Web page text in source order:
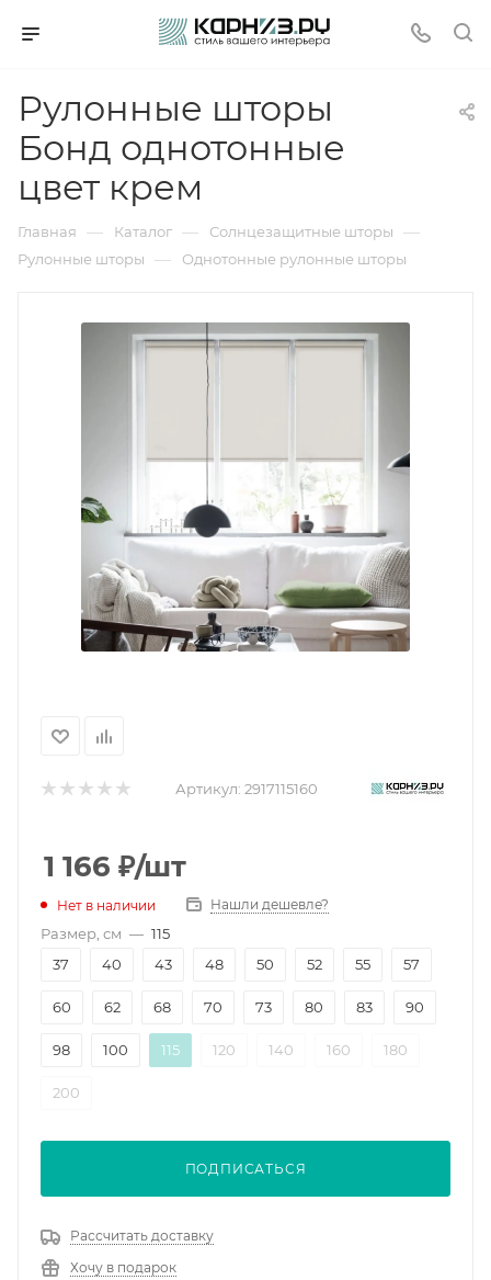
Рулонные шторы
Бонд однотонные
цвет крем
Главная — Каталог — Солнцезащитные шторы —
Рулонные шторы — Однотонные рулонные шторы
Артикул: 2917115160
1 166 ₽/шт
Нет в наличии Нашли дешевле?
Размер, см — 115
37
40 43 48 50 52 55 57
60 62 68 70 73 80 83 90
98 100 115 120 140 160 180
200
ПОДПИСАТЬСЯ
Рассчитать доставку
Хочу в подарок